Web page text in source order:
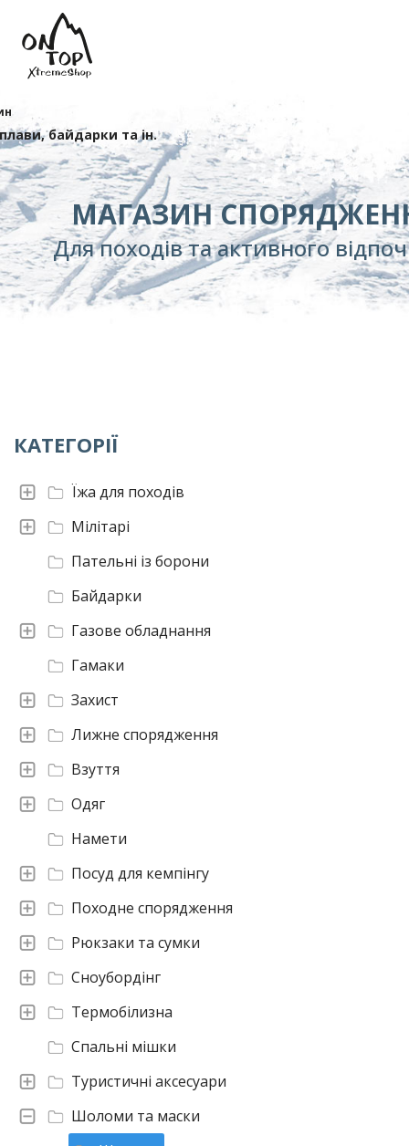
байдарки та ін.
МАГАЗИН
Для походів та активного
КАТЕГОРІЇ
Шоломи та маски
Туристичні аксесуари
Спальні мішки
Термобілизна
Сноубордінг
Рюкзаки та сумки
Походне спорядження
Посуд для кемпінгу
Намети
Одяг
Взуття
Лижне спорядження
Захист
Гамаки
Газове обладнання
Байдарки
Пательні із борони
Мілітарі
Їжа для походів